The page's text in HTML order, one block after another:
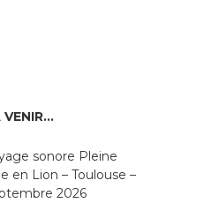
VENIR…
sonore Pleine
en Lion – Toulouse –
2026